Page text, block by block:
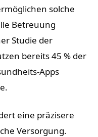
solche
Betreuung
Studie der
bereits 45 % der
Apps
eine präzisere
Versorgung.